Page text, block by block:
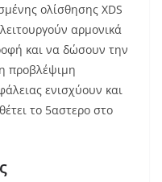
ολίσθησης XDS
αρμονικά
και να δώσουν την
προβλέψιμη
ενισχύουν και
το 5αστερο στο